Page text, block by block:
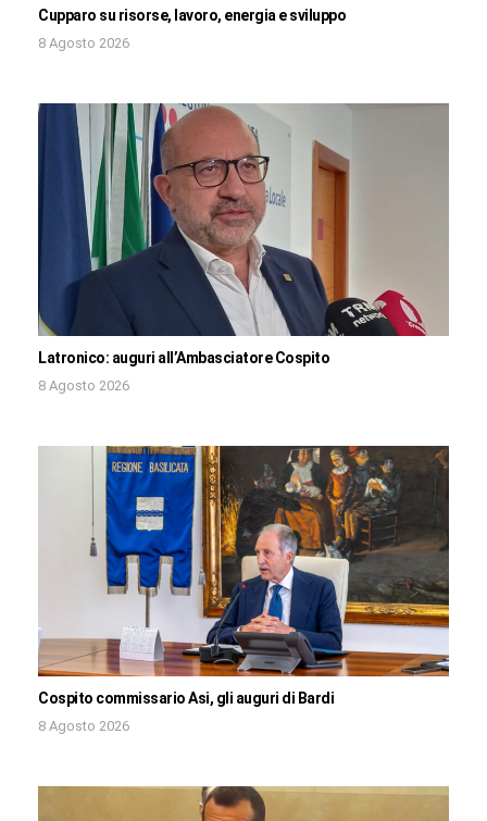
Cupparo su risorse, lavoro, energia e sviluppo
8 Agosto 2026
Latronico: auguri all’Ambasciatore Cospito
8 Agosto 2026
Cospito commissario Asi, gli auguri di Bardi
8 Agosto 2026